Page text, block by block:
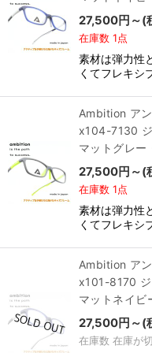
27,500円 ～(
在庫数 1点
素材は弾力性
くてフレキシ
Ambition ア
x104-7130
マットグレー
27,500円 ～(
在庫数 1点
素材は弾力性
くてフレキシ
Ambition ア
x101-8170
マットネイビ
27,500円 ～(
在庫数 在庫が